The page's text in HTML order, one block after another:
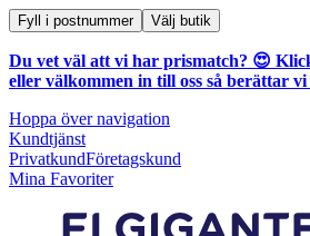
Fyll i postnummer Välj butik
Du vet väl att vi har prismatch? 😍
eller välkommen in till oss så berättar
Hoppa över navigation
Kundtjänst
PrivatkundFöretagskund
Mina Favoriter